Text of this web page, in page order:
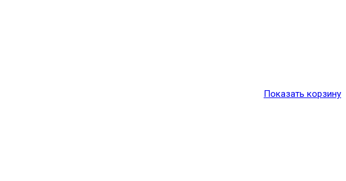
Показать корзину